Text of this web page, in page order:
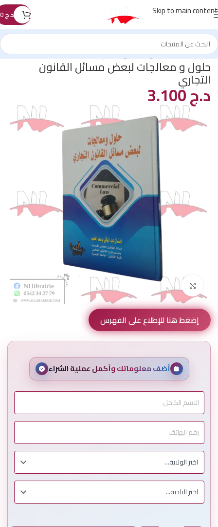
Skip to main content د.ج
الرئيسية/كتب القانون/القانون التجاري
حلول و معالجات لبعض مسائل القانون
التجاري
د.ج3.100
Click to enlarge
إضغط هنا للإطلاع على الفهرس
أضف معلوماتك وأكمل عملية الشراء